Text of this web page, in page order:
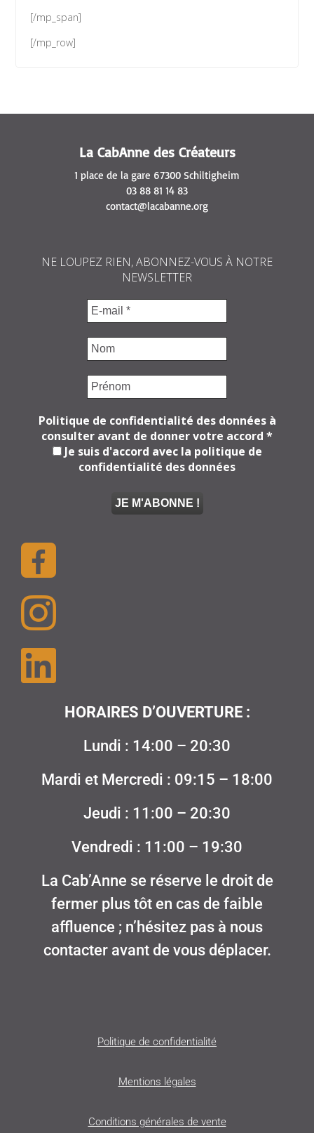
[/mp_span]
[/mp_row]
La CabAnne des Créateurs
1 place de la gare 67300 Schiltigheim
03 88 81 14 83
contact@lacabanne.org
NE LOUPEZ RIEN, ABONNEZ-VOUS À NOTRE
NEWSLETTER
Politique de confidentialité des données à
consulter avant de donner votre accord *
Je suis d'accord avec la politique de
confidentialité des données
HORAIRES D’OUVERTURE :
Lundi : 14:00 – 20:30
Mardi et Mercredi : 09:15 – 18:00
Jeudi : 11:00 – 20:30
Vendredi : 11:00 – 19:30
La Cab’Anne se réserve le droit de
fermer plus tôt en cas de faible
affluence ; n’hésitez pas à nous
contacter avant de vous déplacer.
Politique de confidentialité
Mentions légales
Conditions générales de vente